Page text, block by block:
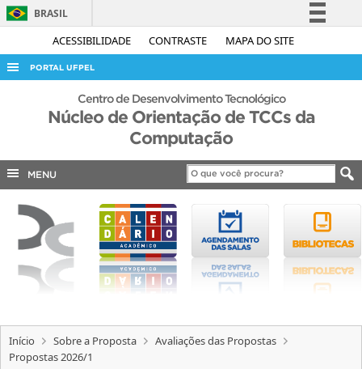
ACESSIBILIDADE CONTRASTE MAPA DO SITE
BRASIL
Simplifique!
Acesso à informação
Legislação
Canais
PORTAL UFPEL
ACESSO À INFORMAÇÃO
AUDITORIA
CONCURSOS
EDITAIS
INTERNACIONAL
OUVIDORIA
Centro de Desenvolvimento Tecnológico
Núcleo de Orientação de TCCs da
Computação
MENU
Início Sobre a Proposta
Avaliações das Propostas
Propostas 2026/1